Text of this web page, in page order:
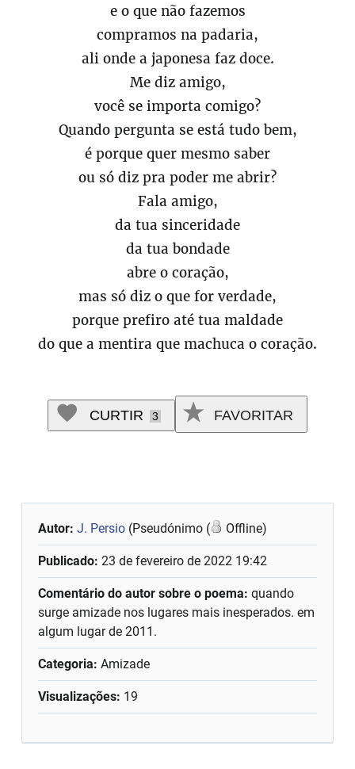
e o que não fazemos
compramos na padaria,
ali onde a japonesa faz doce.
Me diz amigo,
você se importa comigo?
Quando pergunta se está tudo bem,
é porque quer mesmo saber
ou só diz pra poder me abrir?
Fala amigo,
da tua sinceridade
da tua bondade
abre o coração,
mas só diz o que for verdade,
porque prefiro até tua maldade
do que a mentira que machuca o coração.
CURTIR 3 FAVORITAR
Autor:J. Persio (Pseudónimo ( Offline)
Publicado:23 de fevereiro de 2022 19:42
Comentário do autor sobre o poema:quando
surge amizade nos lugares mais inesperados. em
algum lugar de 2011.
Categoria: Amizade
Visualizações: 19